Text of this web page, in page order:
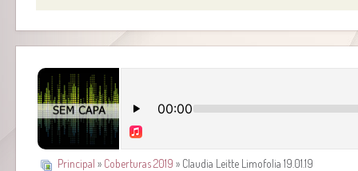
Principal » Coberturas 2019 » Claudia Leitte Limofolia 19.01.19